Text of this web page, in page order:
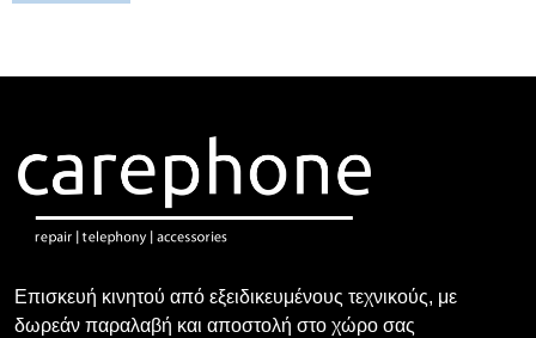
Επισκευή κινητού από εξειδικευμένους τεχνικούς, με
δωρεάν παραλαβή και αποστολή στο χώρο σας